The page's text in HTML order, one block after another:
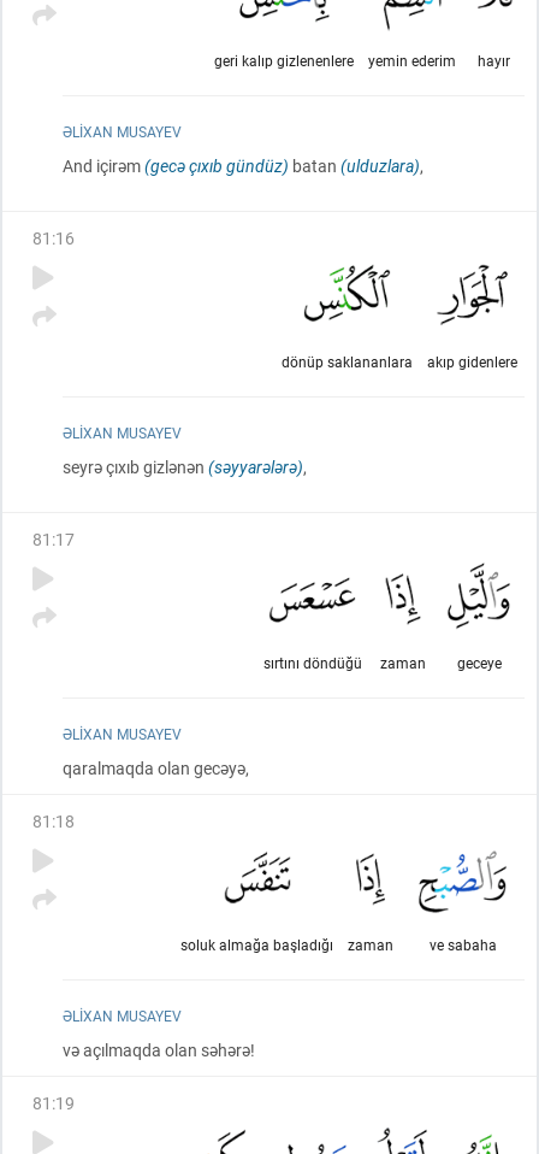
hayır
yemin ederim
geri kalıp gizlenenlere
ƏLIXAN MUSAYEV
And içirəm(gecə çıxıb gündüz) batan (ulduzlara),
81 :16
akıp gidenlere
dönüp saklananlara
ƏLIXAN MUSAYEV
seyrə çıxıb gizlənən (səyyarələrə),
81 :17
geceye
zaman
sırtını döndüğü
ƏLIXAN MUSAYEV
qaralmaqda olan gecəyə,
81 :18
ve sabaha
zaman
soluk almağa başladığı
ƏLIXAN MUSAYEV
və açılmaqda olan səhərə!
81 :19